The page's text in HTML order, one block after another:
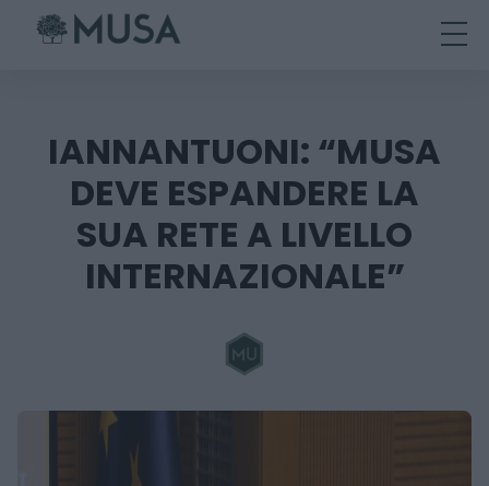
contentIANNANTUONI: “MUSA
DEVE ESPANDERE LA
SUA RETE A LIVELLO
INTERNAZIONALE”